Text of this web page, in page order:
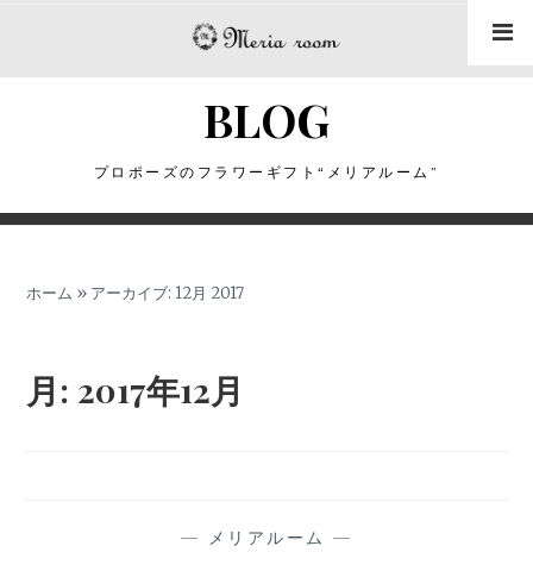
ス
BLOG
プロポーズのフラワーギフト“メリアルーム”
ホーム » アーカイブ: 12月 2017
月: 2017年12月
— メリアルーム —